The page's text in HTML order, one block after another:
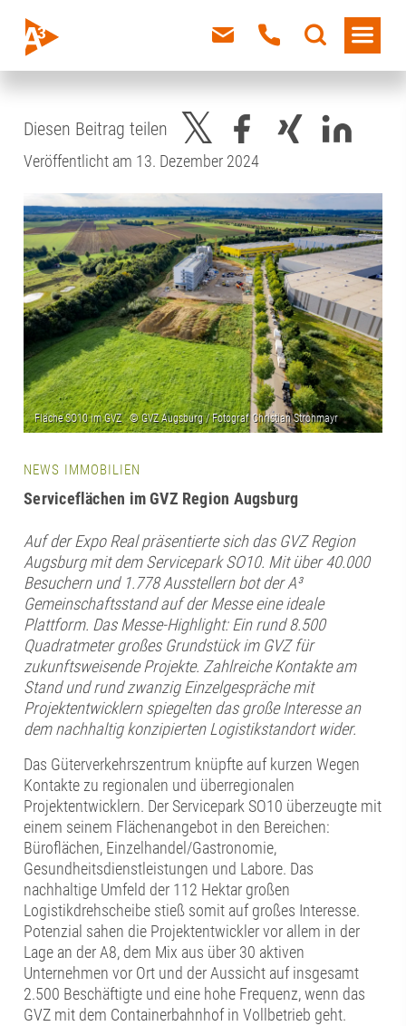
Diesen Beitrag teilen
Veröffentlicht am 13. Dezember 2024
NEWS IMMOBILIEN
Serviceflächen im GVZ Region Augsburg
Auf der Expo Real präsentierte sich das GVZ Region
Augsburg mit dem Servicepark SO10. Mit über 40.000
Besuchern und 1.778 Ausstellern bot der A³
Gemeinschaftsstand auf der Messe eine ideale
Plattform. Das Messe-Highlight: Ein rund 8.500
Quadratmeter großes Grundstück im GVZ für
zukunftsweisende Projekte. Zahlreiche Kontakte am
Stand und rund zwanzig Einzelgespräche mit
Projektentwicklern spiegelten das große Interesse an
dem nachhaltig konzipierten Logistikstandort wider.
Das Güterverkehrszentrum knüpfte auf kurzen Wegen
Kontakte zu regionalen und überregionalen
Projektentwicklern. Der Servicepark SO10 überzeugte mit
einem seinem Flächenangebot in den Bereichen:
Büroflächen, Einzelhandel/Gastronomie,
Gesundheitsdienstleistungen und Labore. Das
nachhaltige Umfeld der 112 Hektar großen
Logistikdrehscheibe stieß somit auf großes Interesse.
Potenzial sahen die Projektentwickler vor allem in der
Lage an der A8, dem Mix aus über 30 aktiven
Unternehmen vor Ort und der Aussicht auf insgesamt
2.500 Beschäftigte und eine hohe Frequenz, wenn das
GVZ mit dem Containerbahnhof in Vollbetrieb geht.